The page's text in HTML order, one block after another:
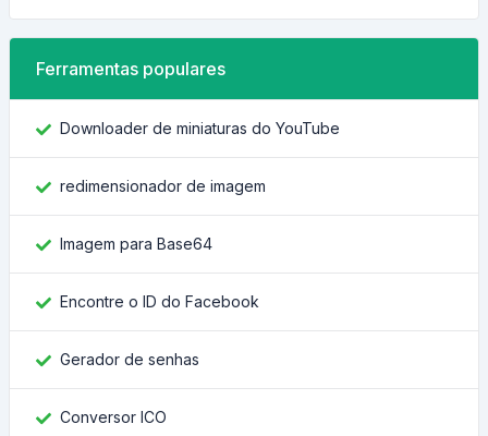
Ferramentas populares
Downloader de miniaturas do YouTube
redimensionador de imagem
Imagem para Base64
Encontre o ID do Facebook
Gerador de senhas
Conversor ICO